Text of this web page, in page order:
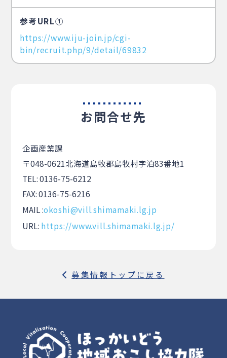
参考URL①
https://www.iju-join.jp/cgi-
bin/recruit.php/9/detail/69832
お問合せ先
企画産業課
〒048-0621北海道島牧郡島牧村字泊83番地1
TEL: 0136-75-6212
FAX: 0136-75-6216
MAIL :okoshi@vill.shimamaki.lg.jp
URL: https://www.vill.shimamaki.lg.jp/
募集情報トップに戻る